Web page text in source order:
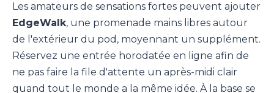
Les amateurs de sensations fortes peuvent ajouter
EdgeWalk, une promenade mains libres autour
de l'extérieur du pod, moyennant un supplément.
Réservez une entrée horodatée en ligne afin de
ne pas faire la file d'attente un après-midi clair
quand tout le monde a la même idée. À la base se